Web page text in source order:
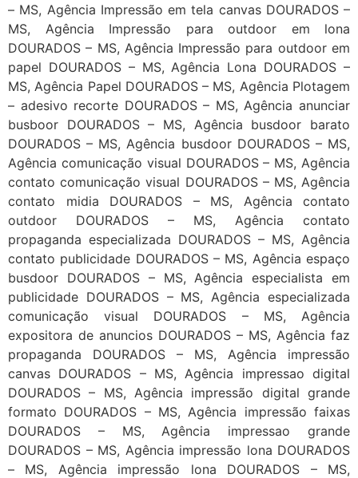
– MS, Agência Impressão em tela canvas DOURADOS –
MS, Agência Impressão para outdoor em lona
DOURADOS – MS, Agência Impressão para outdoor em
papel DOURADOS – MS, Agência Lona DOURADOS –
MS, Agência Papel DOURADOS – MS, Agência Plotagem
– adesivo recorte DOURADOS – MS, Agência anunciar
busboor DOURADOS – MS, Agência busdoor barato
DOURADOS – MS, Agência busdoor DOURADOS – MS,
Agência comunicação visual DOURADOS – MS, Agência
contato comunicação visual DOURADOS – MS, Agência
contato midia DOURADOS – MS, Agência contato
outdoor DOURADOS – MS, Agência contato
propaganda especializada DOURADOS – MS, Agência
contato publicidade DOURADOS – MS, Agência espaço
busdoor DOURADOS – MS, Agência especialista em
publicidade DOURADOS – MS, Agência especializada
comunicação visual DOURADOS – MS, Agência
expositora de anuncios DOURADOS – MS, Agência faz
propaganda DOURADOS – MS, Agência impressão
canvas DOURADOS – MS, Agência impressao digital
DOURADOS – MS, Agência impressão digital grande
formato DOURADOS – MS, Agência impressão faixas
DOURADOS – MS, Agência impressao grande
DOURADOS – MS, Agência impressão lona DOURADOS
– MS, Agência impressão lona DOURADOS – MS,